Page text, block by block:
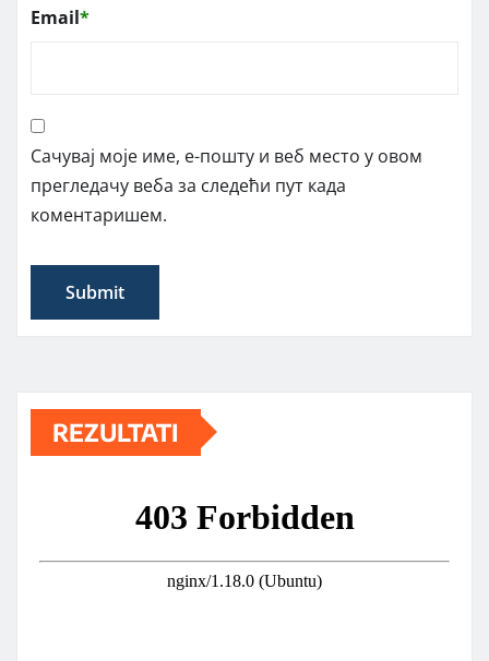
Email*
Сачувај моје име, е-пошту и веб место у овом
прегледачу веба за следећи пут када
коментаришем.
REZULTATI